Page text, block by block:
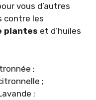
vous d’autres
contre les
plantes et d’huiles
;
;
;